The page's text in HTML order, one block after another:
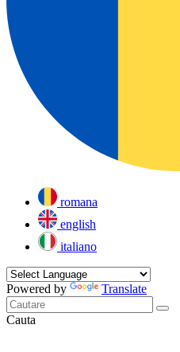
romana
english
italiano
Powered by Translate
Cauta